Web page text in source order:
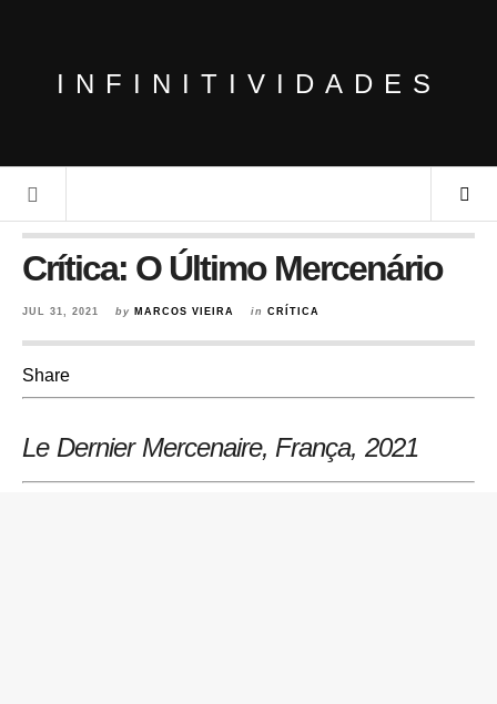
INFINITIVIDADES
Crítica: O Último Mercenário
JUL 31, 2021 by MARCOS VIEIRA in CRÍTICA
Share
Le Dernier Mercenaire, França, 2021